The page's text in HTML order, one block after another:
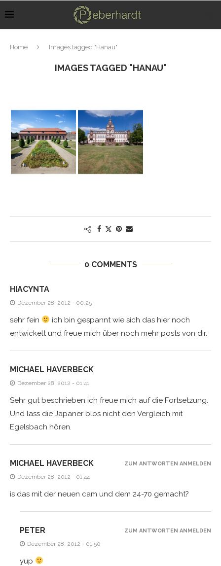
Home Images tagged "Hanau"
IMAGES TAGGED "HANAU"
0 COMMENTS
HIACYNTA
Dezember 28, 2012 - 00:25
sehr fein
ich bin gespannt wie sich das hier noch
entwickelt und freue mich über noch mehr posts von dir.
MICHAEL HAVERBECK
Dezember 28, 2012 - 01:41
Sehr gut beschrieben ich freue mich auf die Fortsetzung.
Und lass die Japaner blos nicht den Vergleich mit
Egelsbach hören.
MICHAEL HAVERBECK
Dezember 28, 2012 - 01:44
is das mit der neuen cam und dem 24-70 gemacht?
ZUM ANTWORTEN ANMELDEN
PETER
Dezember 28, 2012 - 01:50
yup
ZUM ANTWORTEN ANMELDEN